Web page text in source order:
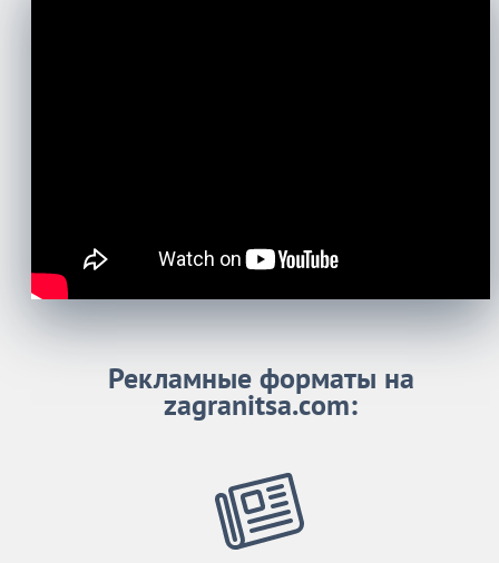
Рекламные форматы на
zagranitsa.com: